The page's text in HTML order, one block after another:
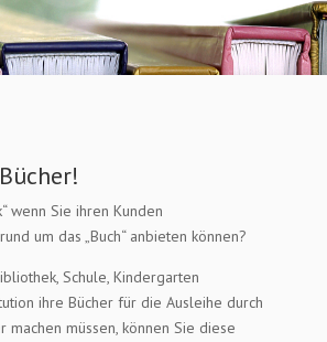
wenn Sie ihren Kunden
um das „Buch“ anbieten können?
Schule, Kindergarten
ihre Bücher für die Ausleihe durch
müssen, können Sie diese